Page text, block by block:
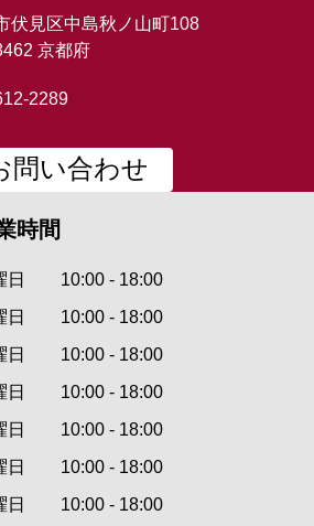
伏見区中島秋ノ山町108
京都府
2289
問い合わせ
時間
日
10:00 - 18:00
日
10:00 - 18:00
日
10:00 - 18:00
日
10:00 - 18:00
日
10:00 - 18:00
日
10:00 - 18:00
日
10:00 - 18:00